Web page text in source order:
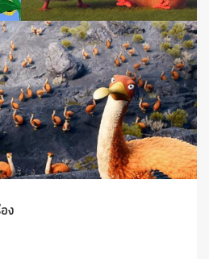
ง